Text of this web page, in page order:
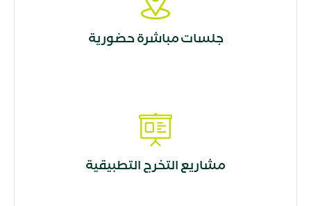
جلسات مباشرة حضورية
مشاريع التخرج التطبيقية